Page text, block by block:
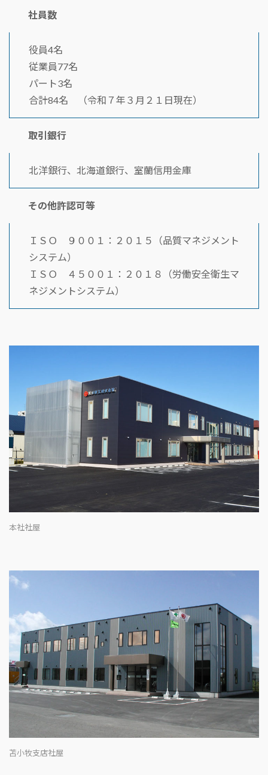
社員数
役員4名
従業員77名
パート3名
合計84名 （令和７年３月２１日現在）
取引銀行
北洋銀行、北海道銀行、室蘭信用金庫
その他許認可等
ＩＳＯ ９００１：２０１５（品質マネジメント
システム）
ＩＳＯ ４５００１：２０１８（労働安全衛生マ
ネジメントシステム）
本社社屋
苫小牧支店社屋